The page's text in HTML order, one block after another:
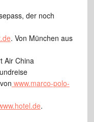
der noch
. Von München aus
Air China
www.marco-polo-
.